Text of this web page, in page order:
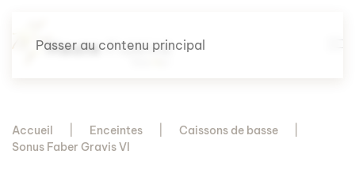
Passer au contenu principal
Accueil Enceintes
Caissons de basse
Sonus Faber Gravis VI